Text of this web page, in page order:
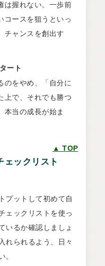
は握れない。一歩前
コースを狙うといっ
チャンスを創出す
ート
のをやめ、「自分に
上で、それでも勝つ
本当の成長が始ま
▲ TOP
ェックリスト
プットして初めて自
ェックリストを使っ
いるか確認しましょ
れられるよう、日々
。